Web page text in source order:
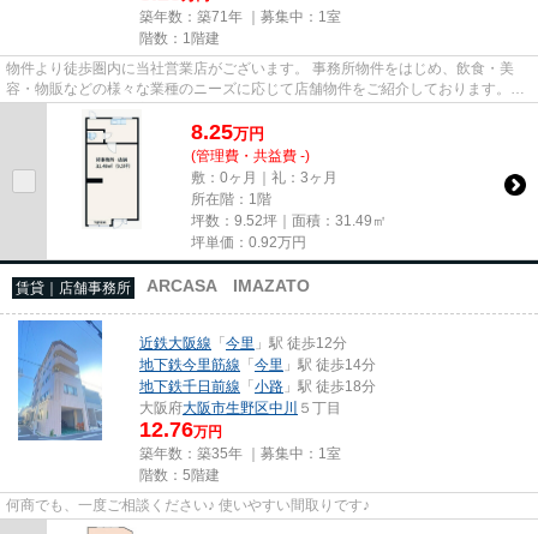
築年数：築71年 ｜募集中： 1室
階数：1階建
物件より徒歩圏内に当社営業店がございます。 事務所物件をはじめ、飲食・美
容・物販などの様々な業種のニーズに応じて店舗物件をご紹介しております。
尚、弊社ではおとり広告は一切...
8.25万円
(管理費・共益費 -)
敷：0ヶ月｜礼：3ヶ月
所在階：1階
坪数：9.52坪｜面積：31.49㎡
坪単価： 0.92万円
賃貸｜店舗事務所 ARCASA IMAZATO
近鉄大阪線 「今里 」駅 徒歩12分
地下鉄今里筋線 「今里 」駅 徒歩14分
地下鉄千日前線 「小路 」駅 徒歩18分
大阪府大阪市生野区中川 ５丁目
12.76万円
築年数：築35年 ｜募集中： 1室
階数：5階建
何商でも、一度ご相談ください♪ 使いやすい間取りです♪